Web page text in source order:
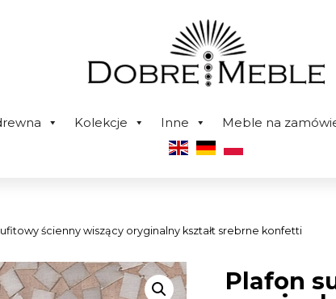
Kolekcje Inne Meble na
ścienny wiszący oryginalny kształt srebrne konfetti
Plafon